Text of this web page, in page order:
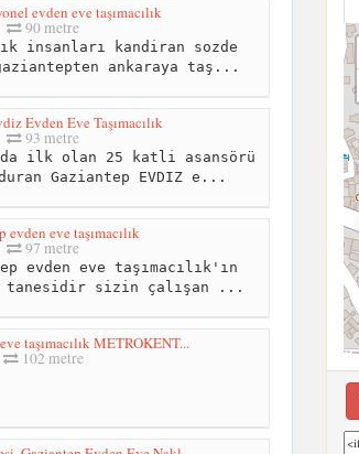
evden eve taşımacılık
90 metre
insanları kandiran sozde
ankaraya taş...
Evden Eve Taşımacılık
93 metre
ilk olan 25 katli asansörü
Gaziantep EVDIZ e...
evden eve taşımacılık
97 metre
evden eve taşımacılık'ın
sizin çalışan ...
taşımacılık METROKENT...
102 metre